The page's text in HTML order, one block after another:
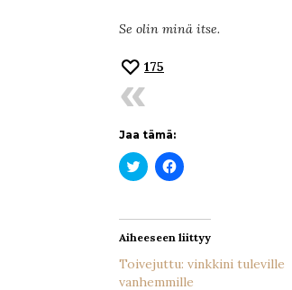
Se olin minä itse.
175
Jaa tämä:
Jaa
Twitterissä(Avautuu
Jaa
Facebookissa(Avautuu
Aiheeseen liittyy
Toivejuttu: vinkkini tuleville
vanhemmille